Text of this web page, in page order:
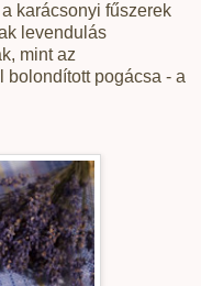
karácsonyi fűszerek
levendulás
mint az
pogácsa - a